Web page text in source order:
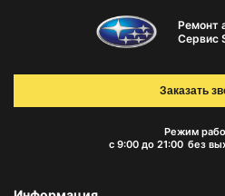
Ремонт
Сервис
Режим
с 9:00 до 21:00 без
Заказать